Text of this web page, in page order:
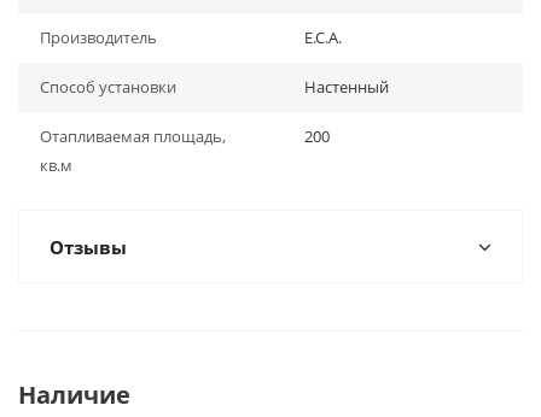
Производитель E.C.A.
Способ установки Настенный
Отапливаемая площадь,
кв.м
200
Отзывы
Наличие